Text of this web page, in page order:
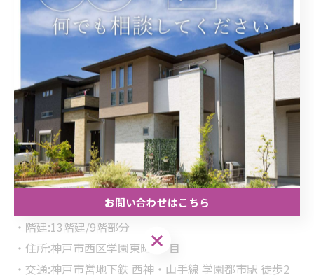
HP:hoverland.co.jp
ーーーーーーーーーーーーーー
物件情報
・価格:27,800,000円
・間取り:3LDK 88.72㎡(約26.83坪)
・バルコニー面積:15.1㎡(約4.56坪)
・種別:マンション/構造:SRC造
・築年月:1988年2月
・階建:13階建/9階部分
・住所:神戸市西区学園東町1丁目
・交通:神戸市営地下鉄 西神・山手線 学園都市駅 徒歩2
お問い合わせはこちら
お問い合わせはこちら